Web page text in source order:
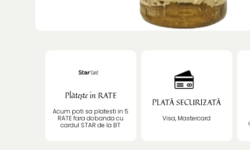
Plătește in RATE
Acum poti sa platesti in 5
RATE fara dobanda cu
cardul STAR de la BT
PLATĂ SECURIZATĂ
Visa, Mastercard